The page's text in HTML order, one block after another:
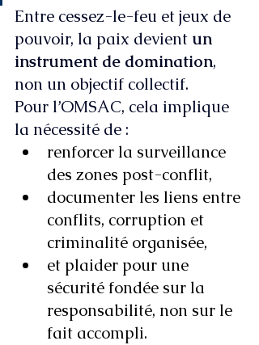
Entre cessez-le-feu et jeux de
pouvoir, la paix devient un
instrument de domination,
non un objectif collectif.
Pour l’OMSAC, cela implique
la nécessité de :
renforcer la surveillance
des zones post-conflit,
documenter les liens entre
conflits, corruption et
criminalité organisée,
et plaider pour une
sécurité fondée sur la
responsabilité, non sur le
fait accompli.